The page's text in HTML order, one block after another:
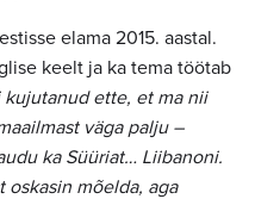
elama 2015. aastal.
keelt ja ka tema töötab
kujutanud ette, et ma nii
väga palju –
ka Süüriat… Liibanoni.
oskasin mõelda, aga